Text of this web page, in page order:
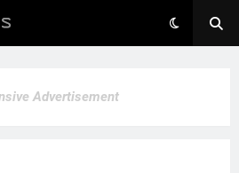
Advertisement